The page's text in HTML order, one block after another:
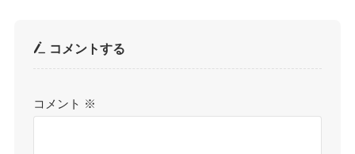
コメントする
コメント ※